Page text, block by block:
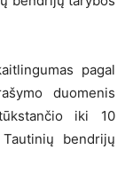
pagal
duomenis
iki 10
bendrijų